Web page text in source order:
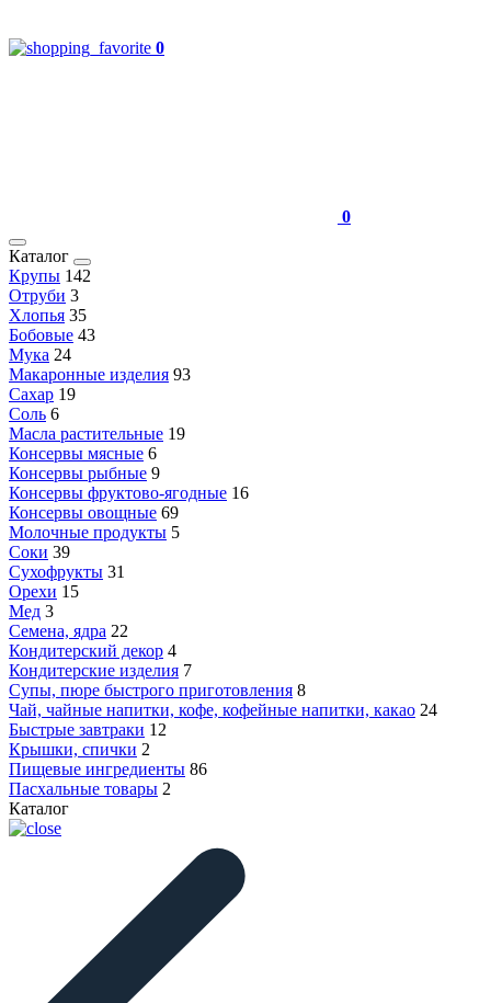
0
0
Каталог
Крупы 142
Отруби 3
Хлопья 35
Бобовые 43
Мука 24
Макаронные изделия 93
Сахар 19
Соль 6
Масла растительные 19
Консервы мясные 6
Консервы рыбные 9
Консервы фруктово-ягодные 16
Консервы овощные 69
Молочные продукты 5
Соки 39
Сухофрукты 31
Орехи 15
Мед 3
Семена, ядра 22
Кондитерский декор 4
Кондитерские изделия 7
Супы, пюре быстрого приготовления 8
Чай, чайные напитки, кофе, кофейные напитки, какао 24
Быстрые завтраки 12
Крышки, спички 2
Пищевые ингредиенты 86
Пасхальные товары 2
Каталог